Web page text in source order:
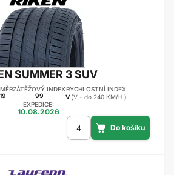
SUMMER 3 SUV
ZÁTĚŽOVÝ INDEX
99
RYCHLOSTNÍ INDEX
V (V - do 240 KM/H )
EXPEDICE:
10.08.2026